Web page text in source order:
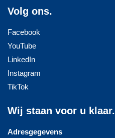
Volg ons.
Facebook
YouTube
LinkedIn
Instagram
TikTok
Wij staan voor u klaar.
Adresgegevens